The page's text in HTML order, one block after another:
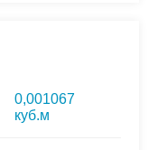
0,001067
куб.м